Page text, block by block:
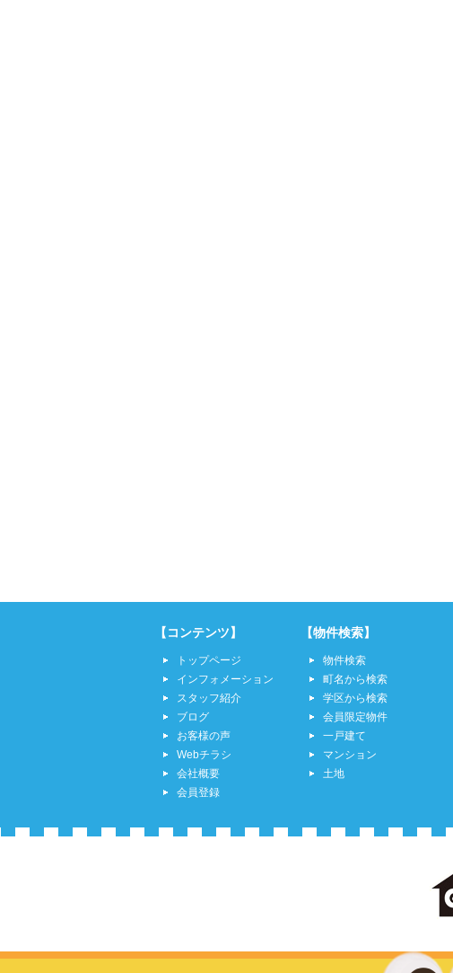
【コンテンツ】
トップページ
インフォメーション
スタッフ紹介
ブログ
お客様の声
Webチラシ
会社概要
会員登録
【物件検索】
物件検索
町名から検索
学区から検索
会員限定物件
一戸建て
マンション
土地